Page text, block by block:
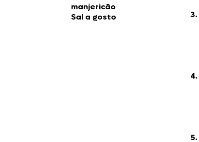
manjericão
Sal a gosto